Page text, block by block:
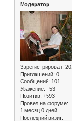
Модератор
Зарегистрирован:
Приглашений: 0
Сообщений: 101
Уважение: +53
Позитив: +593
Провел на форуме:
1 месяц 0 дней
Последний визит: